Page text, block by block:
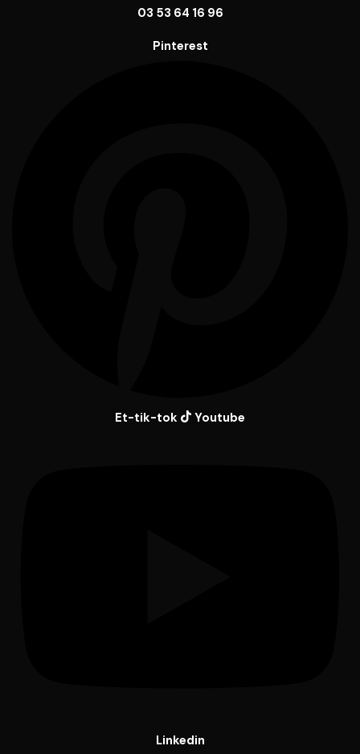
03 53 64 16 96
Pinterest
Et-tik-tok Youtube
Linkedin